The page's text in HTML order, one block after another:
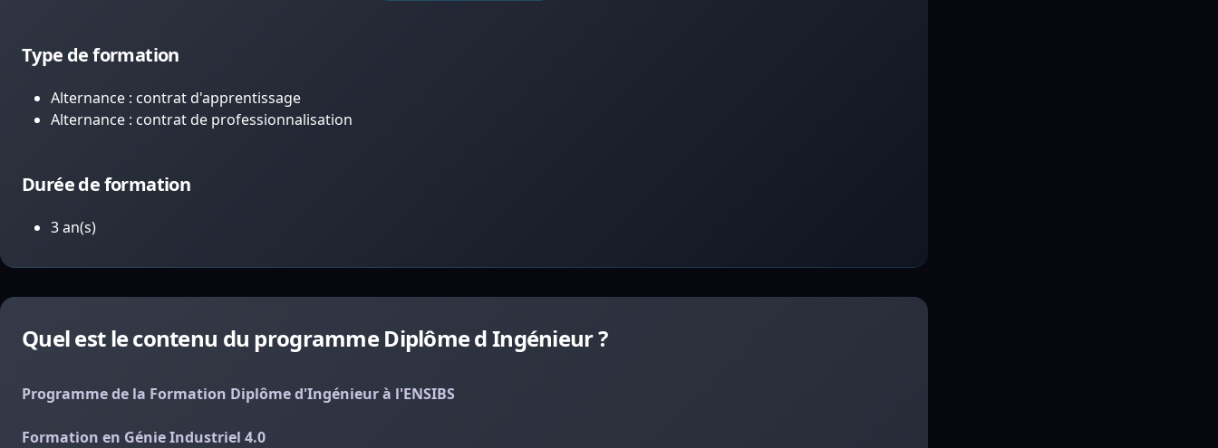
Type de formation
Alternance : contrat d'apprentissage
Alternance : contrat de professionnalisation
Durée de formation
3 an(s)
Quel est le contenu du programme Diplôme d Ingénieur ?
Programme de la Formation Diplôme d'Ingénieur à l'ENSIBS
Formation en Génie Industriel 4.0